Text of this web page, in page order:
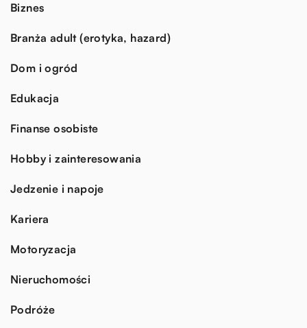
Biznes
Branża adult (erotyka, hazard)
Dom i ogród
Edukacja
Finanse osobiste
Hobby i zainteresowania
Jedzenie i napoje
Kariera
Motoryzacja
Nieruchomości
Podróże